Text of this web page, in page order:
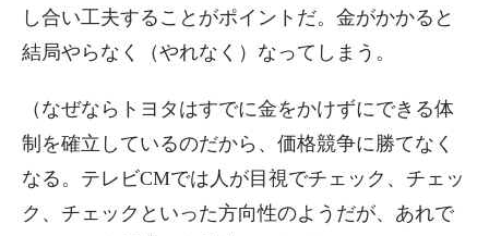
し合い工夫することがポイントだ。金がかかると
結局やらなく（やれなく）なってしまう。
（なぜならトヨタはすでに金をかけずにできる体
制を確立しているのだから、価格競争に勝てなく
なる。テレビCMでは人が目視でチェック、チェッ
ク、チェックといった方向性のようだが、あれで